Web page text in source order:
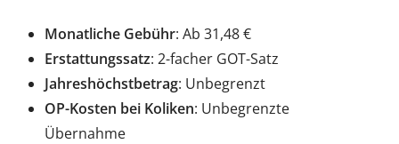
Monatliche Gebühr: Ab 31,48 €
Erstattungssatz: 2-facher GOT-Satz
Jahreshöchstbetrag: Unbegrenzt
OP-Kosten bei Koliken: Unbegrenzte
Übernahme